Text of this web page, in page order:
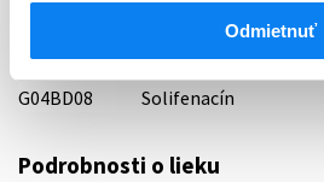
Odmietnuť
UROLOGIKÁ
G04BD08
Solifenacín
Podrobnosti o lieku